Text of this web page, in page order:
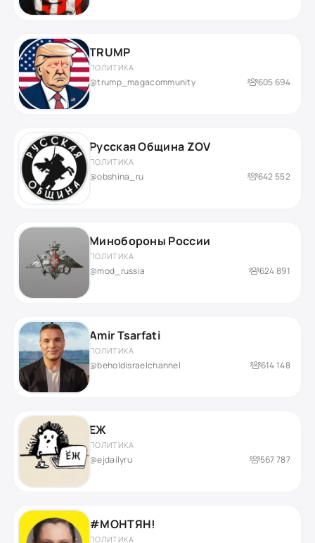
TRUMP
ПОЛИТИКА
@trump_magacommunity 605 694
Русская Община ZOV
ПОЛИТИКА
@obshina_ru 642 552
Минобороны России
ПОЛИТИКА
@mod_russia 624 891
Amir Tsarfati
ПОЛИТИКА
@beholdisraelchannel 614 148
ЕЖ
ПОЛИТИКА
@ejdailyru 567 787
#МОНТЯН!
ПОЛИТИКА